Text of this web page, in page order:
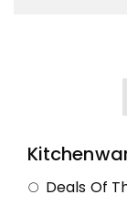
Deals Of